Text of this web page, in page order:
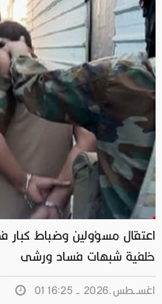
اعتقال مسؤولين وضباط
خلفية شبهات فساد ورشى
01 اغســطس.2026 - 16:25